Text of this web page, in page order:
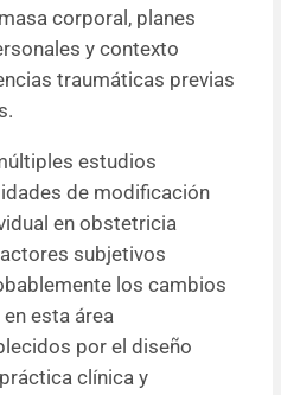
corporal, planes
y contexto
traumáticas previas
estudios
de modificación
en obstetricia
subjetivos
los cambios
esta área
por el diseño
clínica y